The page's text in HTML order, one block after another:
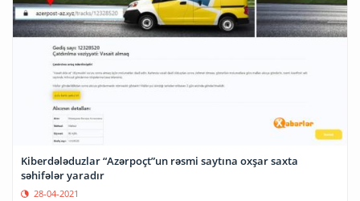
Kiberdələduzlar “Azərpoçt”un rəsmi saytına oxşar saxta
səhifələr yaradır
28-04-2021